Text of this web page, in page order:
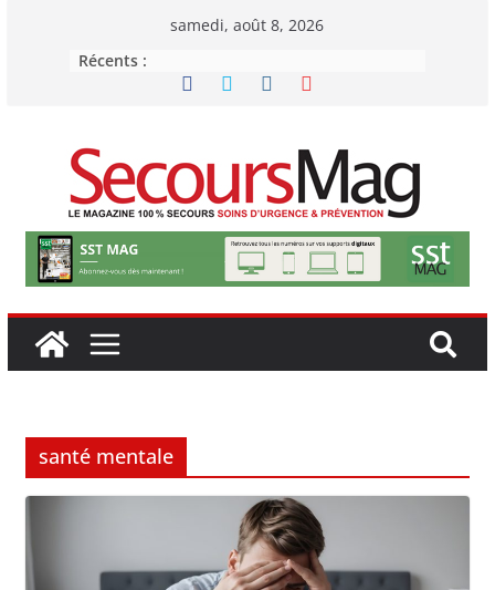
samedi, août 8, 2026
Récents :
santé mentale